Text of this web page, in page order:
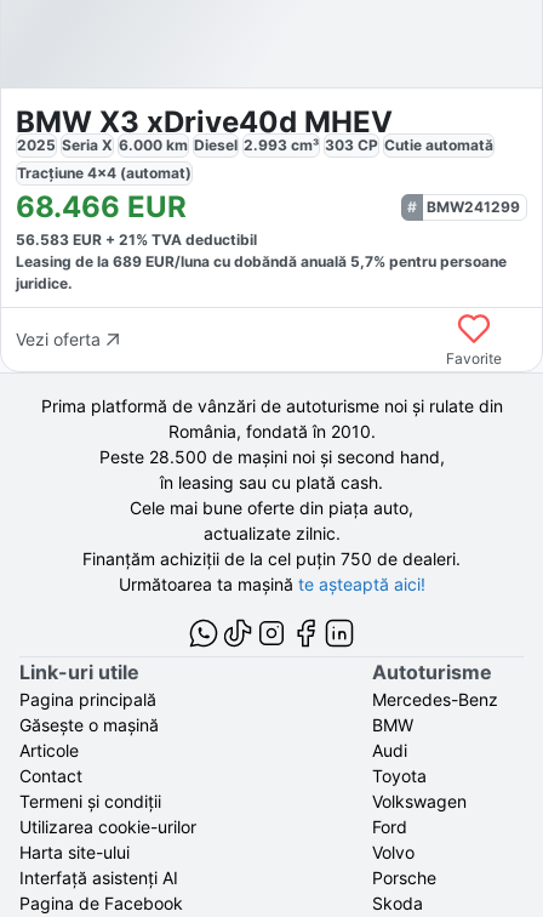
BMW X3 xDrive40d MHEV
2025 Seria X 6.000 km Diesel 2.993 cm³ 303 CP Cutie automată
Tracțiune 4x4 (automat)
68.466 EUR
BMW241299
56.583 EUR + 21% TVA deductibil
Leasing de la 689 EUR/luna cu dobăndă anuală 5,7% pentru persoane
juridice.
Vezi oferta
Favorite
Prima platformă de vânzări de autoturisme noi și rulate din
România, fondată în 2010.
Peste 28.500 demașini noi și second hand,
în leasing sau cu plată cash.
Cele mai bune oferte din piața auto,
actualizate zilnic.
Finanțăm achiziții de la cel puțin 750 de dealeri.
Următoarea ta mașină te așteaptă aici!
Link-uri utile
Pagina principală
Găsește o mașină
Articole
Contact
Termeni și condiții
Utilizarea cookie-urilor
Harta site-ului
Interfață asistenți AI
Pagina de Facebook
Autoturisme
Mercedes-Benz
BMW
Audi
Toyota
Volkswagen
Ford
Volvo
Porsche
Skoda